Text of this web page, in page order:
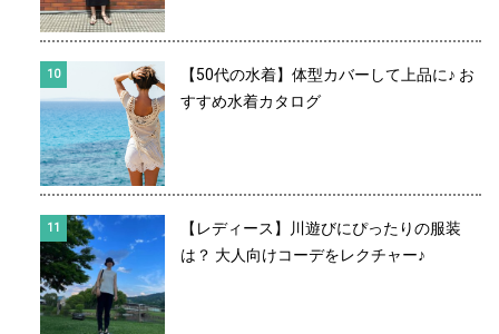
【50代の水着】体型カバーして上品に♪ お
すすめ水着カタログ
【レディース】川遊びにぴったりの服装
は？ 大人向けコーデをレクチャー♪